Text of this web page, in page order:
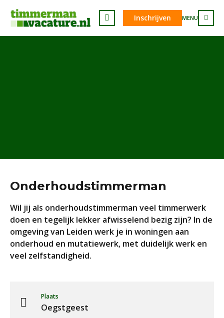
Inschrijven MENU
Onderhoudstimmerman
Wil jij als onderhoudstimmerman veel timmerwerk
doen en tegelijk lekker afwisselend bezig zijn? In de
omgeving van Leiden werk je in woningen aan
onderhoud en mutatiewerk, met duidelijk werk en
veel zelfstandigheid.
Plaats
Oegstgeest